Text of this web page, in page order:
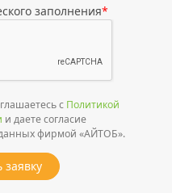
заполнения*
с Политикой
и даете согласие
фирмой «АЙТОБ».